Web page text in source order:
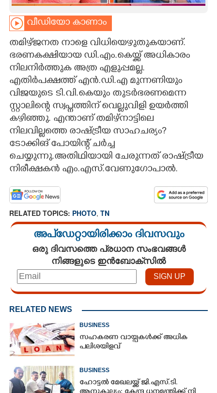
ASTRO
CARTOONS
LITERATURE
CONTACT US
വീഡിയോ കാണാം
തമിഴ്ജനത നാളെ വിധിയെഴുതുകയാണ്.
ഭരണകക്ഷിയായ ഡി.എം.കെയ്ക്ക് അധികാരം
നിലനിർത്തുക അത്ര എളുപ്പമല്ല.
എതിർപക്ഷത്ത് എൻ.ഡി.എ മുന്നണിയും
വിജയുടെ ടി.വി.കെയും തുടർഭരണമെന്ന
സ്റ്റാലിന്റെ സ്വപ്നത്തിന് വെല്ലുവിളി ഉയർത്തി
കഴിഞ്ഞു. എന്താണ് തമിഴ്നാട്ടിലെ
നിലവില്ലത്തെ രാഷ്ട്രീയ സാഹചര്യം?​
ടോക്കിങ് പോയിന്റ് ചർച്ച
ചെയ്യുന്നു.അതിഥിയായി ചേരുന്നത് രാഷ്ട്രീയ
നിരീക്ഷകൻ എം.എസ്.വേണുഗോപാൽ.
RELATED TOPICS: PHOTO, TN
അപ്ഡേറ്റായിരിക്കാം ദിവസവും
ഒരു ദിവസത്തെ പ്രധാന സംഭവങ്ങൾ
നിങ്ങളുടെ ഇൻബോക്സിൽ
RELATED NEWS
BUSINESS
സഹകരണ വായ്പകൾക്ക് അധിക
പലിശയിളവ്
BUSINESS
ഹോട്ടൽ മേഖലയ്ക്ക് ജി​.എസ്.ടി​.